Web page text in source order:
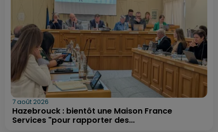
7 août 2026
Hazebrouck : bientôt une Maison France
Services "pour rapporter des...